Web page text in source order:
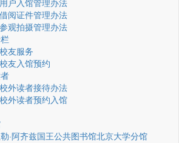
用户入馆管理办法
借阅证件管理办法
参观拍摄管理办法
校友服务
校友入馆预约
校外读者接待办法
校外读者预约入馆
·阿齐兹国王公共图书馆北京大学分馆